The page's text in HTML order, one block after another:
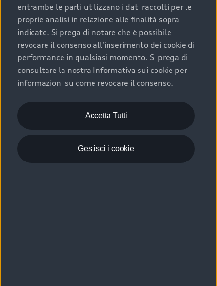
efficienza meccanica: motore, trasmissione e
componenti principali in ottimo stato garantiscono
prestazioni affidabili e sicure.
Acquistare un’auto usata in una Concessionaria ufficiale
Audi che offre l’usato garantito tramite Audi Prima
Scelta :plus, significa affidarsi ad un prodotto che viene
sottoposto a 110 controlli approfonditi e coperto da
garanzia fino a 4 anni per una maggiore tutela del tuo
acquisto.
entrambe le parti utilizzano i dati raccolti per le
proprie analisi in relazione alle finalità sopra
indicate. Si prega di notare che è possibile
revocare il consenso all'inserimento dei cookie di
performance in qualsiasi momento. Si prega di
consultare la nostra Informativa sui cookie per
informazioni su come revocare il consenso.
Accetta Tutti
Gestisci i cookie